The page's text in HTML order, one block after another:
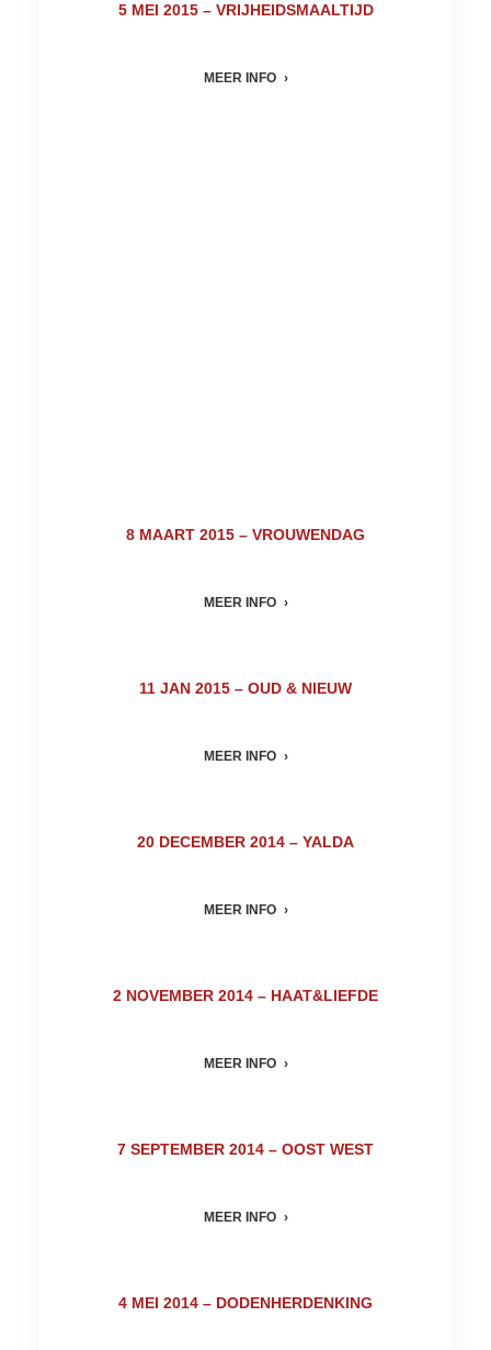
5 MEI 2015 – VRIJHEIDSMAALTIJD
MEER INFO
8 MAART 2015 – VROUWENDAG
MEER INFO
11 JAN 2015 – OUD & NIEUW
MEER INFO
20 DECEMBER 2014 – YALDA
MEER INFO
2 NOVEMBER 2014 – HAAT&LIEFDE
MEER INFO
7 SEPTEMBER 2014 – OOST WEST
MEER INFO
4 MEI 2014 – DODENHERDENKING